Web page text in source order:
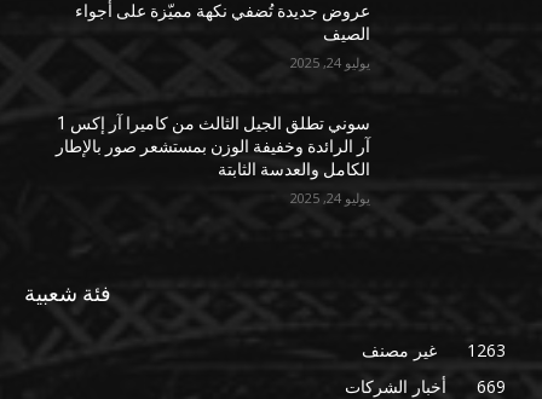
عروض جديدة تُضفي نكهة مميّزة على أجواء
الصيف
يوليو 24, 2025
سوني تطلق الجيل الثالث من كاميرا آر إكس 1
آر الرائدة وخفيفة الوزن بمستشعر صور بالإطار
الكامل والعدسة الثابتة
يوليو 24, 2025
فئة شعبية
غير مصنف
1263
أخبار الشركات
669